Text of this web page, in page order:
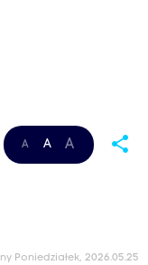
A A A share
Poniedziałek, 2026.05.25